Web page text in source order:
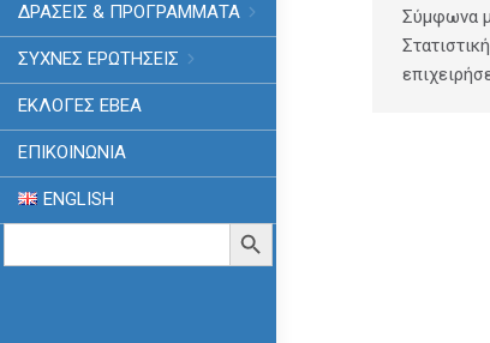
ΔΡΑΣΕΙΣ & ΠΡΟΓΡΑΜΜΑΤΑ
ΣΥΧΝΕΣ ΕΡΩΤΗΣΕΙΣ
ΕΚΛΟΓΈΣ ΕΒΕΑ
ΕΠΙΚΟΙΝΩΝΙΑ
ENGLISH
Search
Search Button
Σύμφωνα